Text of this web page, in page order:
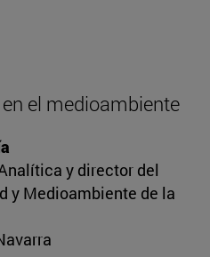
el medioambiente
y director del
y Medioambiente de la